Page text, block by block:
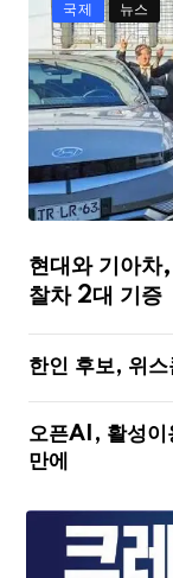
국제 뉴스
현대와 기아차
찰차 2대 기증
한인 후보, 위스
오픈AI, 활성
만에